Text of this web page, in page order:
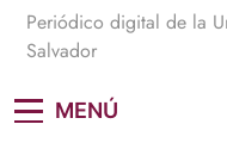
La Palabra
Periódico digital de la
Salvador
MENÚ